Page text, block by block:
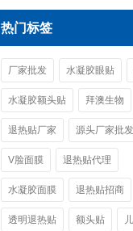
热门标签
厂家批发 水凝胶眼贴
水凝胶额头贴 拜澳生物
退热贴厂家 源头厂家批发
V脸面膜 退热贴代理
水凝胶面膜 退热贴招商
透明退热贴 额头贴